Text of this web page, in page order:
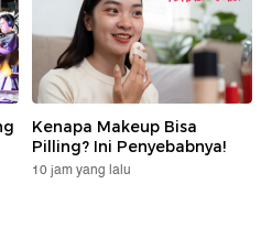
Kenapa Makeup Bisa
Pilling? Ini Penyebabnya!
10 jam yang lalu